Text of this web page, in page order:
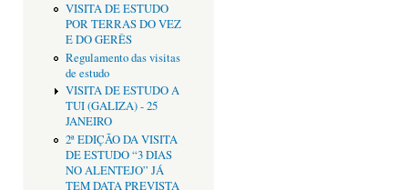
VISITA DE ESTUDO
POR TERRAS DO VEZ
E DO GERÊS
Regulamento das visitas
de estudo
VISITA DE ESTUDO A
TUI (GALIZA) - 25
JANEIRO
2ª EDIÇÃO DA VISITA
DE ESTUDO “3 DIAS
NO ALENTEJO” JÁ
TEM DATA PREVISTA